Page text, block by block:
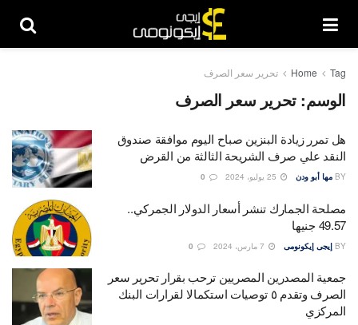
Home Tag تحرير سعر الصرف
الوسم:تحرير سعر الصرف
هل تمرر زيادة البنزين صباح اليوم موافقة صندوق
النقد علي صرف الشريحة الثالثة من القرض
BY مها أبو ودن
مصلحة الجمارك تنشر أسعار الدولار الجمركي..
49.57 جنيها
BY إيجى إيكونومى
جمعية المصدرين المصريين ترحب بقرار تحرير سعر
الصرف وتقدم ٥ توصيات استكمالا لقرارات البنك
المركزي